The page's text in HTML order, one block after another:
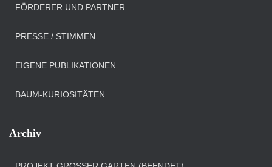
FÖRDERER UND PARTNER
PRESSE / STIMMEN
EIGENE PUBLIKATIONEN
BAUM-KURIOSITÄTEN
Archiv